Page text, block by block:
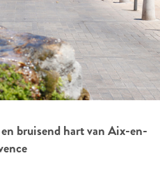
bruisend hart van Aix-en-